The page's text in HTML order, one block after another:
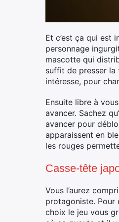
Et c’est ça qui est
personnage
mascotte qui
suffit de presser la
intéresse, pour
Ensuite libre à
avancer. Sachez
avancer pour
apparaissent en
les rouges
Casse-tête
Vous l’aurez
protagoniste. Pour
choix le jeu vous